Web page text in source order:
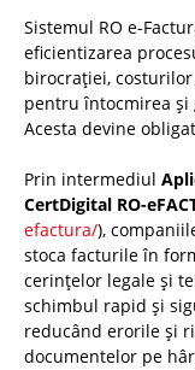
Sistemul RO e-
eficientizarea
birocrației,
pentru întocmirea și
Acesta devine
Prin intermediul
CertDigital RO-
efactura/),
stoca facturile în
cerințelor legale și
schimbul rapid și
reducând erorile și
documentelor pe